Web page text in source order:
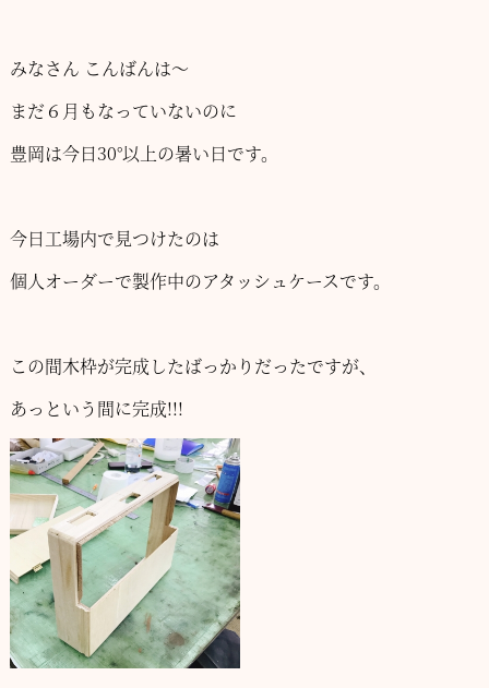
みなさん こんばんは～
まだ６月もなっていないのに
豊岡は今日30°以上の暑い日です。
今日工場内で見つけたのは
個人オーダーで製作中のアタッシュケースです。
この間木枠が完成したばっかりだったですが、
あっという間に完成!!!